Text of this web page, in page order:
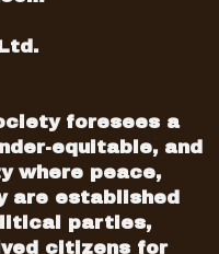
foresees a
equitable, and
where peace,
are established
parties,
citizens for